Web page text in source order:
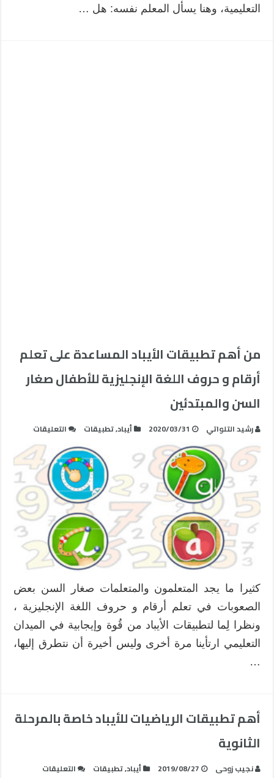
التعليمية، وهنا يسأل المعلم نفسه: هل …
من أهم تطبيقات الأيباد المساعدة على تعلم
أرقام و حروف اللغة الإنجليزية للأطفال صغار
السن والمبتدئين
رشيد التلواتي 2020/03/31 أيباد,تطبيقات التعليقات
أهم
تطبيقات
الأيباد
على
تعلم
أرقام
و
حروف
الإنجليزية
للأطفال
صغار
السن
كثيرا ما يجد المتعلمون والمتعلمات صغار السن بعض
الصعوبات في تعلم أرقام و حروف اللغة الإنجليزية ،
ونظرا لِما لتطبيقات الأيباد من قُوة وإيجابية في الميدان
التعليمي ارتأينا مرة أخرى وليس أخيرة أن نتطرق إليها،
…
أهم تطبيقات الرياضيات للأيباد خاصة بالمرحلة
الثانوية
نجيب زوحى 2019/08/27 أيباد,تطبيقات التعليقات